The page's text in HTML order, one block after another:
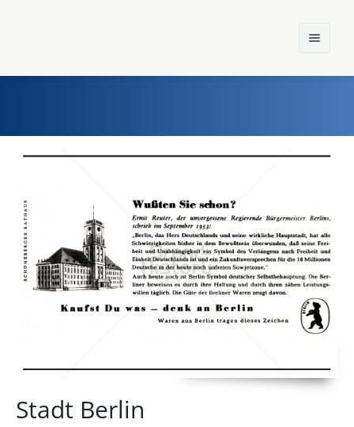
Home
Marken
Konzerne
Epoche
Stadt Berlin